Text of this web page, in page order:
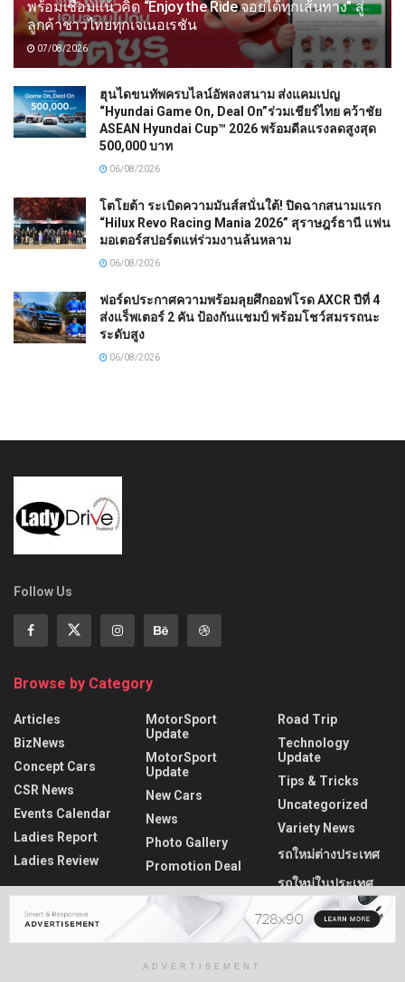
พร้อมเชื่อมแนวคิด “Enjoy the Ride จอยได้ทุกเส้นทาง” สู่
ลูกค้าชาวไทยทุกเจเนอเรชัน
07/08/2026
ฮุนไดขนทัพครบไลน์อัพลงสนาม ส่งแคมเปญ
“Hyundai Game On, Deal On”ร่วมเชียร์ไทย คว้าชัย
ASEAN Hyundai Cup™ 2026 พร้อมดีลแรงลดสูงสุด
500,000 บาท
06/08/2026
โตโยต้า ระเบิดความมันส์สนั่นใต้! ปิดฉากสนามแรก
“Hilux Revo Racing Mania 2026” สุราษฎร์ธานี แฟน
มอเตอร์สปอร์ตแห่ร่วมงานล้นหลาม
06/08/2026
ฟอร์ดประกาศความพร้อมลุยศึกออฟโรด AXCR ปีที่ 4
ส่งแร็พเตอร์ 2 คัน ป้องกันแชมป์ พร้อมโชว์สมรรถนะ
ระดับสูง
06/08/2026
Follow Us
Browse by Category
Articles
BizNews
Concept Cars
CSR News
Events Calendar
Ladies Report
Ladies Review
MotorSport
Update
MotorSport
Update
New Cars
News
Photo Gallery
Promotion Deal
Road Trip
Technology
Update
Tips & Tricks
Uncategorized
Variety News
รถใหม่ต่างประเทศ
รถใหม่ในประเทศ
Recent News
มิตซูบิชิ ส่ง “มิตซูรุ” รีเฟรชภาพลักษณ์แบรนด์รับ 65 ปี
ADVERTISEMENT